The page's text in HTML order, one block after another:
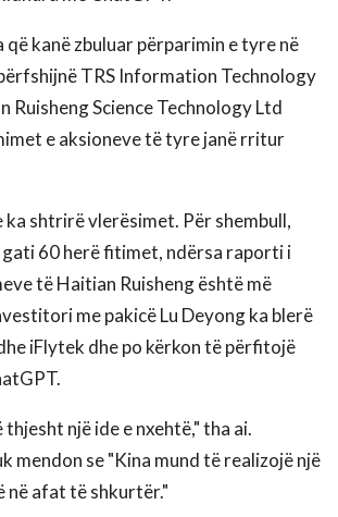
kanë zbuluar përparimin e tyre në
TRS Information Technology
Ruisheng Science Technology Ltd
e aksioneve të tyre janë rritur
ka shtrirë vlerësimet. Për shembull,
60 herë fitimet, ndërsa raporti i
të Haitian Ruisheng është më
me pakicë Lu Deyong ka blerë
iFlytek dhe po kërkon të përfitojë
një ide e nxehtë," tha ai.
mendon se "Kina mund të realizojë një
afat të shkurtër."